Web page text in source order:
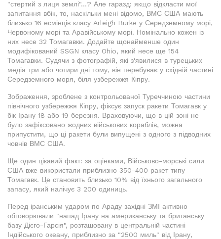
"стертий з лиця землі"...? Але гаразд: якщо відкласти мої
запитання вбік, то, наскільки мені відомо, ВМС США мають
близько 16 есмінців класу Arleigh Burke у Середземному морі,
Червоному морі та Аравійському морі. Номінально кожен із
них несе 32 Томагавки. Додайте щонайменше один
модифікований SSGN класу Ohio, який несе ще 154
Томагавки. Судячи з фотографій, які з'явилися в турецьких
медіа три або чотири дні тому, він перебуває у східній частині
Середземного моря, біля узбережжя Кіпру.
Зображення, зроблене з контрольованої Туреччиною частини
північного узбережжя Кіпру, фіксує запуск ракети Томагавк у
бік Ірану 18 або 19 березня. Враховуючи, що в цій зоні не
було зафіксовано жодних військових кораблів, можна
припустити, що ці ракети були випущені з одного з підводних
човнів ВМС США.
Ще один цікавий факт: за оцінками, Військово-морські сили
США вже використали приблизно 350-400 ракет типу
Томагавк. Це становить близько 10% від їхнього загального
запасу, який налічує 3 200 одиниць.
Перед іранським ударом по Араду західні ЗМІ активно
обговорювали "напад Ірану на американську та британську
базу Дієго-Гарсія", розташовану в центральній частині
Індійського океану, приблизно за "2500 миль" від Ірану,